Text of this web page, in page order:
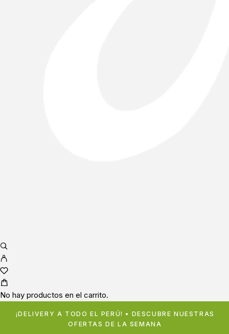
No hay productos en el carrito.
¡DELIVERY A TODO EL PERÚ! • DESCUBRE NUESTRAS
OFERTAS DE LA SEMANA